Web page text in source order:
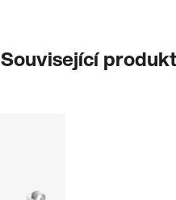
Související